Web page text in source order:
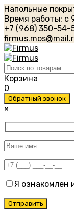
Напольные
Время работы: с
+7 (968) 350-54-
Искать:
Корзина
0
Обратный звонок
×
Я ознакомлен